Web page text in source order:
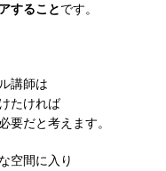
することです。
講師は
たければ
要だと考えます。
空間に入り